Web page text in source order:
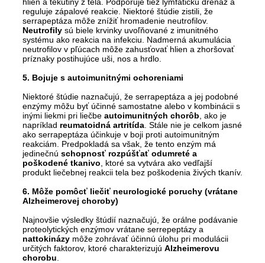
reguluje zápalové reakcie. Niektoré štúdie zistili, že
serrapeptáza môže znížiť hromadenie neutrofilov.
Neutrofily sú biele krvinky uvoľňované z imunitného
systému ako reakcia na infekciu. Nadmerná akumulácia
neutrofilov v pľúcach môže zahusťovať hlien a zhoršovať
príznaky postihujúce uši, nos a hrdlo.
5. Bojuje s autoimunitnými ochoreniami
Niektoré štúdie naznačujú, že serrapeptáza a jej podobné
enzýmy môžu byť účinné samostatne alebo v kombinácii s
inými liekmi pri liečbe autoimunitných chorôb , ako je
napríklad reumatoidná artritída . Stále nie je celkom jasné
ako serrapeptáza účinkuje v boji proti autoimunitným
reakciám. Predpokladá sa však, že tento enzým má
jedinečnú schopnosť rozpúšťať odumreté a
poškodené tkanivo , ktoré sa vytvára ako vedľajší
produkt liečebnej reakcii tela bez poškodenia živých tkanív.
6. Môže pomôcť liečiť neurologické poruchy (vrátane
Alzheimerovej choroby)
Najnovšie výsledky štúdií naznačujú, že orálne podávanie
proteolytických enzýmov vrátane serrepeptázy a
nattokinázy môže zohrávať účinnú úlohu pri modulácii
určitých faktorov, ktoré charakterizujú Alzheimerovu
chorobu